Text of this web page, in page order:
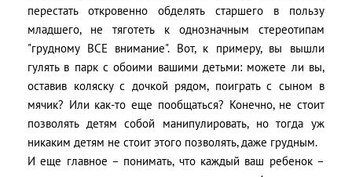
перестать откровенно обделять старшего в пользу
младшего, не тяготеть к однозначным стереотипам
"грудному ВСЕ внимание". Вот, к примеру, вы вышли
гулять в парк с обоими вашими детьми: можете ли вы,
оставив коляску с дочкой рядом, поиграть с сыном в
мячик? Или как-то еще пообщаться? Конечно, не стоит
позволять детям собой манипулировать, но тогда уж
никаким детям не стоит этого позволять, даже грудным.
И еще главное – понимать, что каждый ваш ребенок –